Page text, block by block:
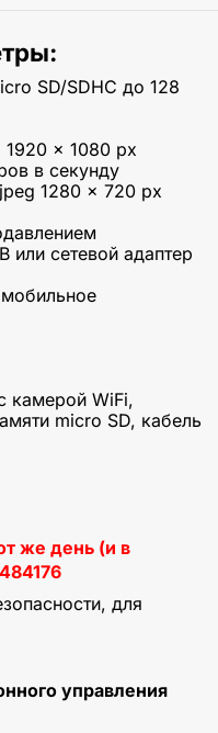
SD/SDHC до 128
1920 x 1080 px
в секунду
1280 x 720 px
или сетевой адаптер
камерой WiFi,
micro SD, кабель
же день (и в
для
управления